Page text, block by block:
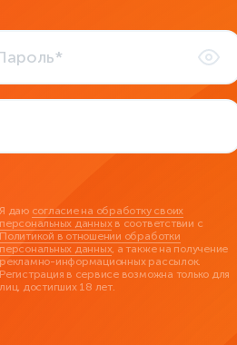
Я даю согласие на обработку своих
персональных данныхв соответствии с
Политикой в отношении обработки
персональных данных, а также на получение
рекламно-информационных рассылок.
Регистрация в сервисе возможна только для
лиц, достигших 18 лет.